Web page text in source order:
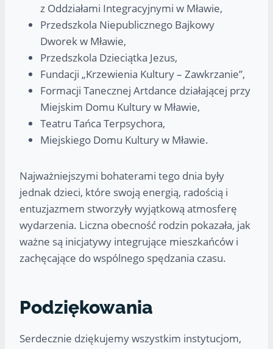
z Oddziałami Integracyjnymi w Mławie,
Przedszkola Niepublicznego Bajkowy
Dworek w Mławie,
Przedszkola Dzieciątka Jezus,
Fundacji „Krzewienia Kultury – Zawkrzanie”,
Formacji Tanecznej Artdance działającej przy
Miejskim Domu Kultury w Mławie,
Teatru Tańca Terpsychora,
Miejskiego Domu Kultury w Mławie.
Najważniejszymi bohaterami tego dnia były
jednak dzieci, które swoją energią, radością i
entuzjazmem stworzyły wyjątkową atmosferę
wydarzenia. Liczna obecność rodzin pokazała, jak
ważne są inicjatywy integrujące mieszkańców i
zachęcające do wspólnego spędzania czasu.
Podziękowania
Serdecznie dziękujemy wszystkim instytucjom,